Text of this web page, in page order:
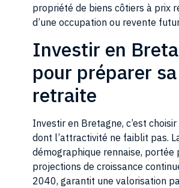
propriété de biens côtiers à prix
d’une occupation ou revente
Investir en
pour préparer sa
retraite
Investir en Bretagne, c’est
dont l’attractivité ne faiblit pas.
démographique rennaise, portée
projections de croissance
2040, garantit une valorisation